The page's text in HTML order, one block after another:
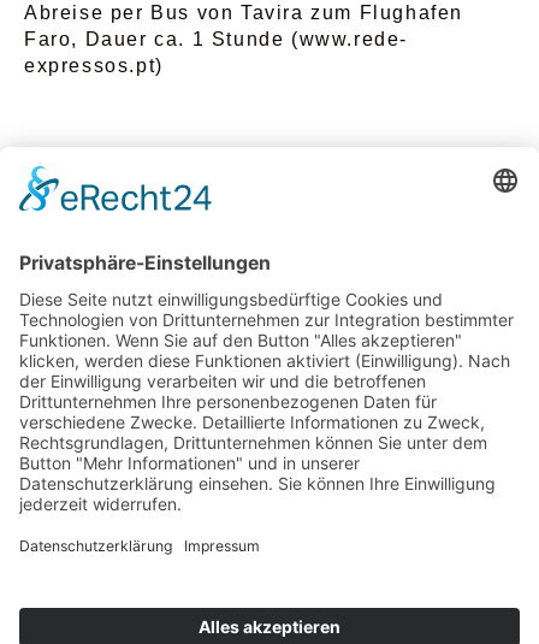
Abreise per Bus von Tavira zum Flughafen
Faro, Dauer ca. 1 Stunde (www.rede-
expressos.pt)
+49 8247 9924554
info@alpenland-